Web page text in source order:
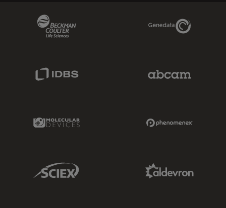
Genedata Link
Molecular Devices Link
Sciex Link